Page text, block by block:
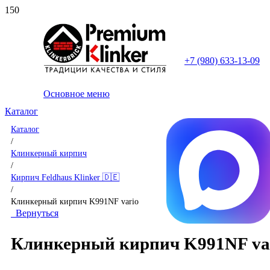
+7 (980) 633-13-09
Основное меню
Каталог
Каталог
/
Клинкерный кирпич
/
Кирпич Feldhaus Klinker 🇩🇪
/
Клинкерный кирпич K991NF vario
Вернуться
Клинкерный кирпич K991NF